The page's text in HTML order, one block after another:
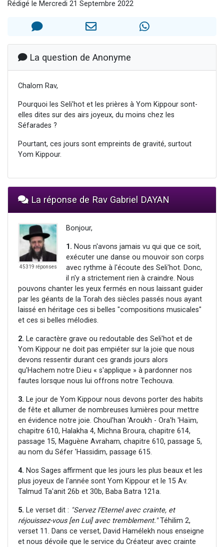
6 personnes viennent de faire un don pour 5 enfants déjà orphelins risquent de perdre leur maman
2 personnes viennent de faire un don pour Reloger Rivka, 6 enfants, victime de violences...
Il reste 49 places pour étudier en groupe sur Zoom
3 personnes viennent de faire un don pour Diane, 80 ans, dans un appartement insalubre
Rédigé le Mercredi 21 Septembre 2022
La question de Anonyme
Chalom Rav,
Pourquoi les Seli'hot et les prières à Yom Kippour sont-
elles dites sur des airs joyeux, du moins chez les
Séfarades ?
Pourtant, ces jours sont empreints de gravité, surtout
Yom Kippour.
La réponse de Rav Gabriel DAYAN
45319 réponses
Bonjour,
1. Nous n'avons jamais vu qui que ce soit,
exécuter une danse ou mouvoir son corps
avec rythme à l'écoute des Seli'hot. Donc,
il n'y a strictement rien à craindre. Nous
pouvons chanter les yeux fermés en nous laissant guider
par les géants de la Torah des siècles passés nous ayant
laissé en héritage ces si belles "compositions musicales"
et ces si belles mélodies.
2. Le caractère grave ou redoutable des Seli'hot et de
Yom Kippour ne doit pas empiéter sur la joie que nous
devons ressentir durant ces grands jours alors
qu'Hachem notre D.ieu « s'applique » à pardonner nos
fautes lorsque nous lui offrons notre Techouva.
3. Le jour de Yom Kippour nous devons porter des habits
de fête et allumer de nombreuses lumières pour mettre
en évidence notre joie. Choul'han 'Aroukh - Ora'h 'Haïm,
chapitre 610, Halakha 4, Michna Broura, chapitre 614,
passage 15, Maguène Avraham, chapitre 610, passage 5,
au nom du Séfer 'Hassidim, passage 615.
4. Nos Sages affirment que les jours les plus beaux et les
plus joyeux de l'année sont Yom Kippour et le 15 Av.
Talmud Ta'anit 26b et 30b, Baba Batra 121a.
5. Le verset dit : "Servez l’Eternel avec crainte, et
réjouissez-vous [en Lui] avec tremblement."Téhilim 2,
verset 11. Dans ce verset, David Hamélekh nous enseigne
et nous dévoile que le service du Créateur avec crainte